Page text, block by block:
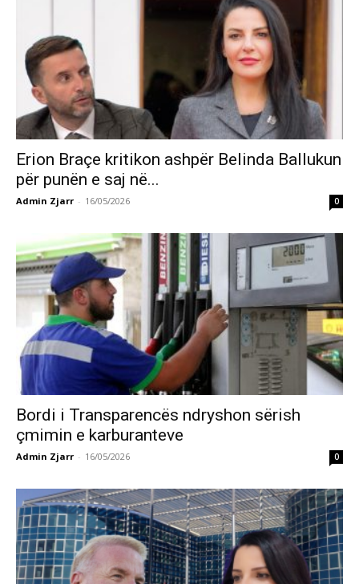
Erion Braçe kritikon ashpër Belinda Ballukun
për punën e saj në...
Admin Zjarr - 16/05/2026 0
Bordi i Transparencës ndryshon sërish
çmimin e karburanteve
Admin Zjarr - 16/05/2026 0